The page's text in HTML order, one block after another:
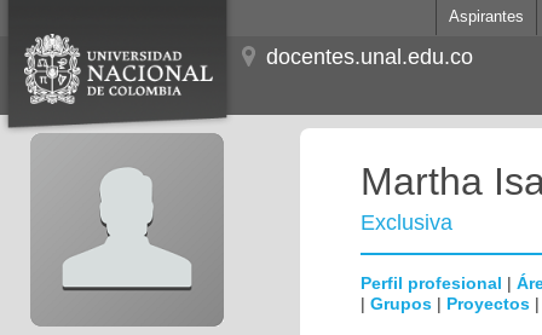
Aspirantes
docentes.unal.edu.co
Martha
Exclusiva
Perfil profesional |
| Grupos | Proyectos